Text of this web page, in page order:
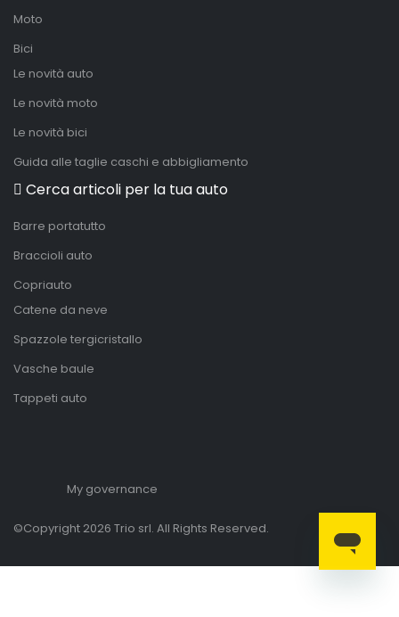
Moto
Bici
Le novità auto
Le novità moto
Le novità bici
Guida alle taglie caschi e abbigliamento
Cerca articoli per la tua auto
Barre portatutto
Braccioli auto
Copriauto
Catene da neve
Spazzole tergicristallo
Vasche baule
Tappeti auto
My governance
©Copyright 2026 Trio srl. All Rights Reserved.